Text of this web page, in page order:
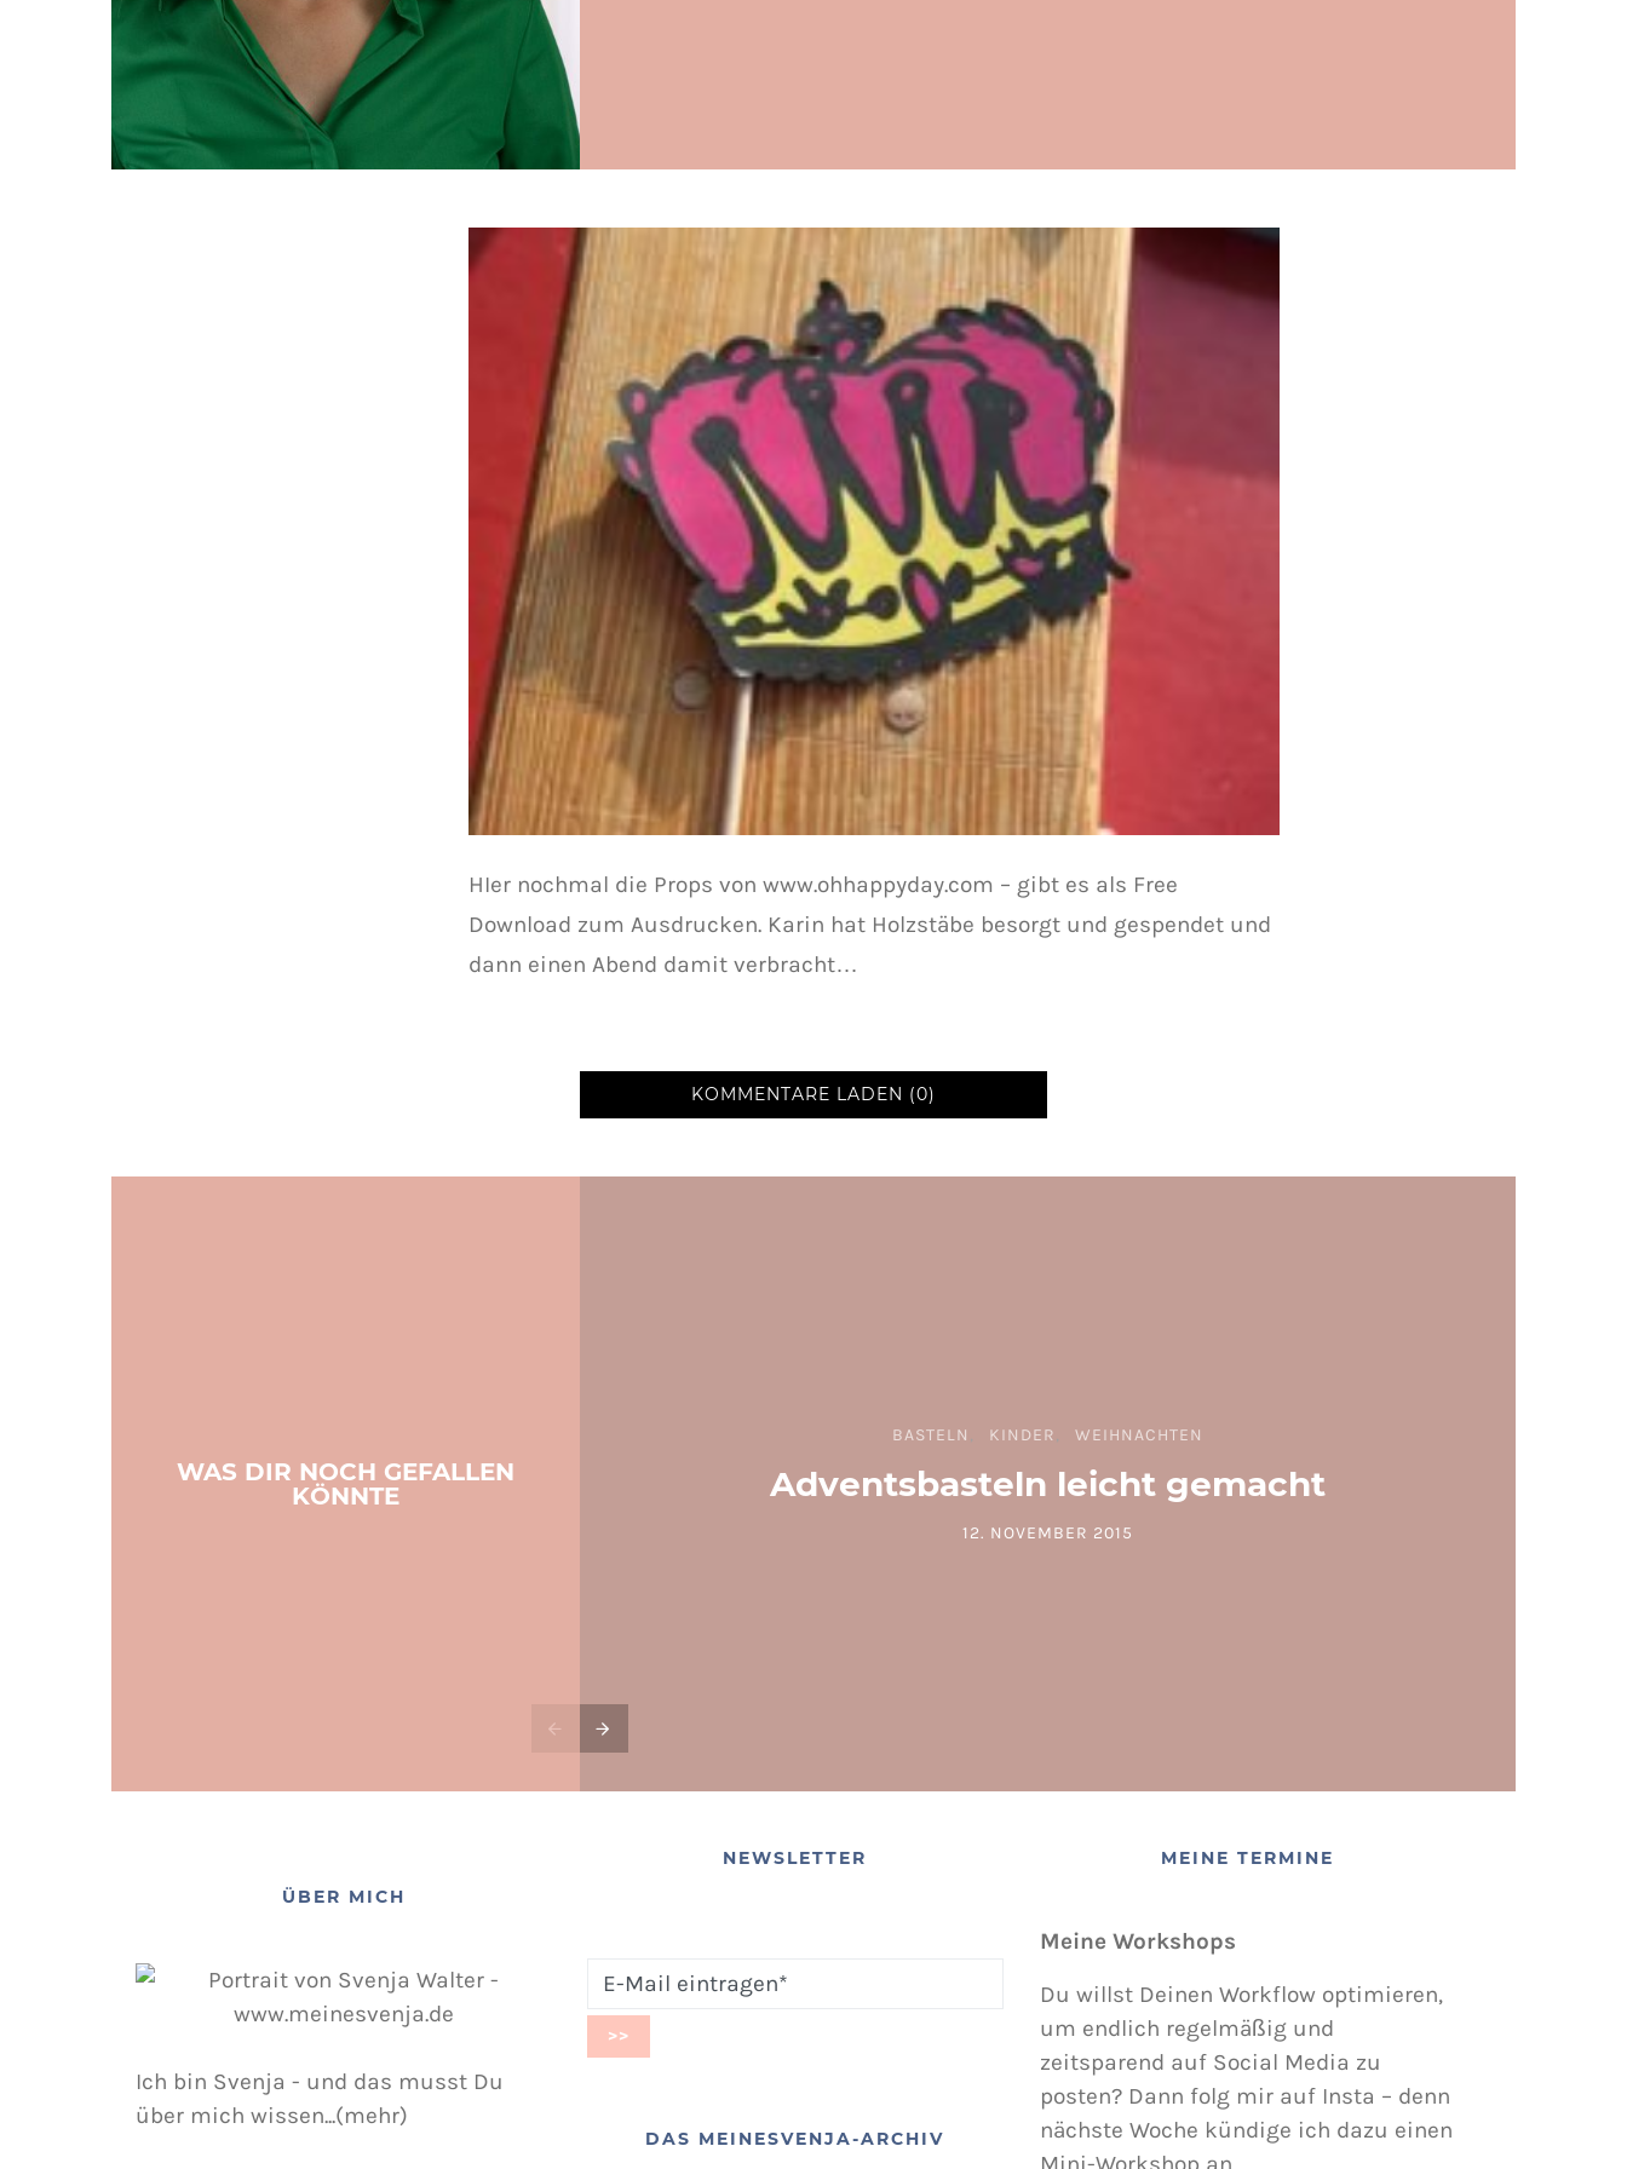
HIer nochmal die Props von www.ohhappyday.com – gibt es als Free
Download zum Ausdrucken. Karin hat Holzstäbe besorgt und gespendet und
dann einen Abend damit verbracht…
KOMMENTARE LADEN (0)
WAS DIR NOCH GEFALLEN
KÖNNTE
BASTELN KINDER WEIHNACHTEN
Adventsbasteln leicht gemacht
POSTED ON
12. NOVEMBER 2015
ÜBER MICH
Ich bin Svenja - und das musst Du
über mich wissen...(mehr)
NEWSLETTER
DAS MEINESVENJA-ARCHIV
MEINE TERMINE
Meine Workshops
Du willst Deinen Workflow optimieren,
um endlich regelmäßig und
zeitsparend auf Social Media zu
posten? Dann folg mir auf Insta – denn
nächste Woche kündige ich dazu einen
Mini-Workshop an.